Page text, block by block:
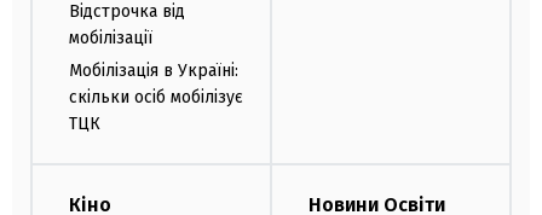
Відстрочка від
мобілізації
Мобілізація в Україні:
скільки осіб мобілізує
ТЦК
Кіно Новини Освіти